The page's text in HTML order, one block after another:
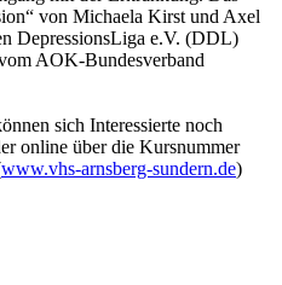
von Michaela Kirst und Axel
DepressionsLiga e.V. (DDL)
AOK-Bundesverband
sich Interessierte noch
online über die Kursnummer
www.vhs-arnsberg-sundern.de)